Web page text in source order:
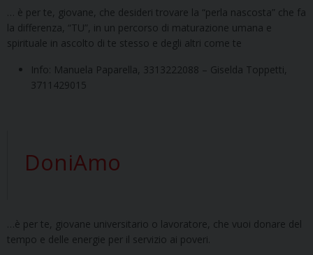
… è per te, giovane, che desideri trovare la “perla nascosta” che fa
la differenza, “TU”, in un percorso di maturazione umana e
spirituale in ascolto di te stesso e degli altri come te
Info: Manuela Paparella, 3313222088 – Giselda Toppetti,
3711429015
DoniAmo
…è per te, giovane universitario o lavoratore, che vuoi donare del
tempo e delle energie per il servizio ai poveri.